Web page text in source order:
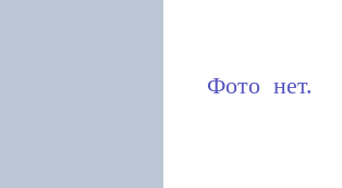
Фото нет.